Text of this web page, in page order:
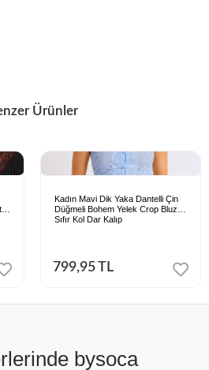
Ürünler
Kadın Mavi Dik Yaka Dantelli Çin
Düğmeli Bohem Yelek Crop Bluz
Sıfır Kol Dar Kalıp
799,95 TL